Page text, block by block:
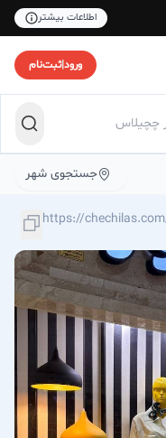
اطلاعات بیشتر
ورود|ثبت‌نام
جستجوی شهر